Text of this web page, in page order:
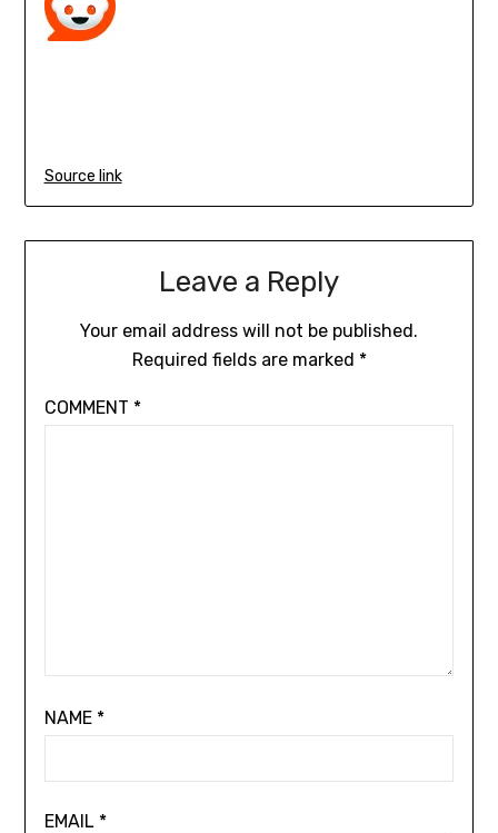
Source link
Leave a Reply
Your email address will not be published.
Required fields are marked *
COMMENT *
NAME *
EMAIL *